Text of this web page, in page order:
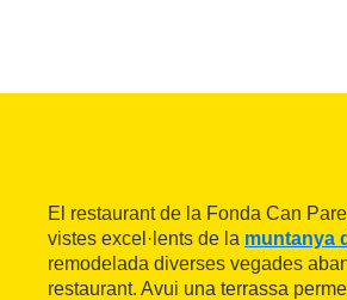
El restaurant de la Fonda Can
vistes excel·lents de la muntanya
remodelada diverses vegades
restaurant. Avui una terrassa